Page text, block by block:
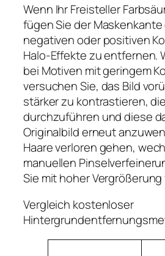
Wenn Ihr Freisteller
fügen Sie der
negativen oder positiven
Halo-Effekte zu entfernen.
bei Motiven mit geringem
versuchen Sie, das Bild
stärker zu kontrastieren,
durchzuführen und diese
Originalbild erneut
Haare verloren gehen,
manuellen
Sie mit hoher
Vergleich kostenloser